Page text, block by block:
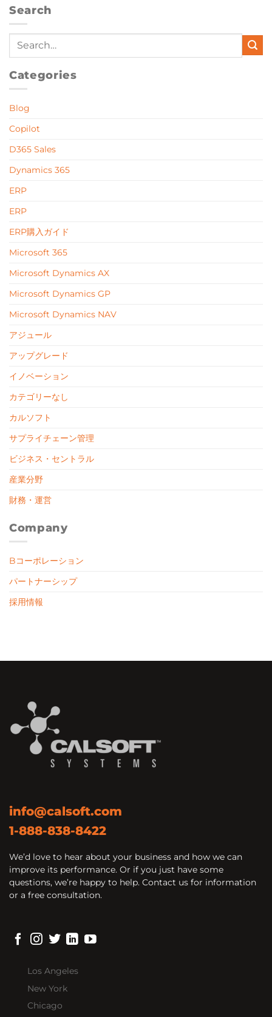
Search
Categories
Blog
Copilot
D365 Sales
Dynamics 365
ERP
ERP
ERP購入ガイド
Microsoft 365
Microsoft Dynamics AX
Microsoft Dynamics GP
Microsoft Dynamics NAV
アジュール
アップグレード
イノベーション
カテゴリーなし
カルソフト
サプライチェーン管理
ビジネス・セントラル
産業分野
財務・運営
Company
Bコーポレーション
パートナーシップ
採用情報
info@calsoft.com
1-888-838-8422
We’d love to hear about your business and how we can
improve its performance. Or if you just have some
questions, we’re happy to help. Contact us for information
or a free consultation.
Los Angeles
New York
Chicago